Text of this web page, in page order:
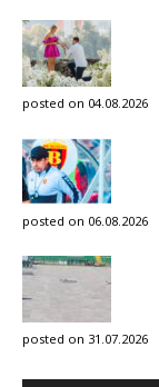
posted on 04.08.2026
posted on 06.08.2026
posted on 31.07.2026